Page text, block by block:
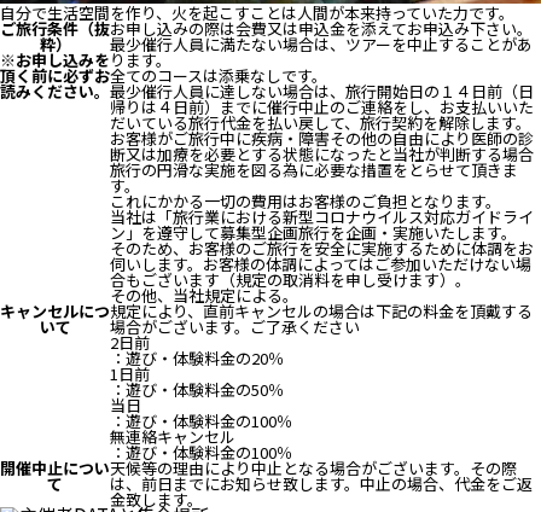
自分で生活空間を作り、火を起こすことは人間が本来持っていた力です。
ご旅行条件（抜
粋）
※お申し込みを
頂く前に必ずお
読みください。
お申し込みの際は会費又は申込金を添えてお申込み下さい。
最少催行人員に満たない場合は、ツアーを中止することがあ
ります。
全てのコースは添乗なしです。
最少催行人員に達しない場合は、旅行開始日の１４日前（日
帰りは４日前）までに催行中止のご連絡をし、お支払いいた
だいている旅行代金を払い戻して、旅行契約を解除します。
お客様がご旅行中に疾病・障害その他の自由により医師の診
断又は加療を必要とする状態になったと当社が判断する場合
旅行の円滑な実施を図る為に必要な措置をとらせて頂きま
す。
これにかかる一切の費用はお客様のご負担となります。
当社は「旅行業における新型コロナウイルス対応ガイドライ
ン」を遵守して募集型企画旅行を企画・実施いたします。
そのため、お客様のご旅行を安全に実施するために体調をお
伺いします。お客様の体調によってはご参加いただけない場
合もございます（規定の取消料を申し受けます）。
その他、当社規定による。
キャンセルにつ
いて
規定により、直前キャンセルの場合は下記の料金を頂戴する
場合がございます。ご了承ください
2日前
：遊び・体験料金の20％
1日前
：遊び・体験料金の50％
当日
：遊び・体験料金の100％
無連絡キャンセル
：遊び・体験料金の100％
開催中止につい
て
天候等の理由により中止となる場合がございます。その際
は、前日までにお知らせ致します。中止の場合、代金をご返
金致します。